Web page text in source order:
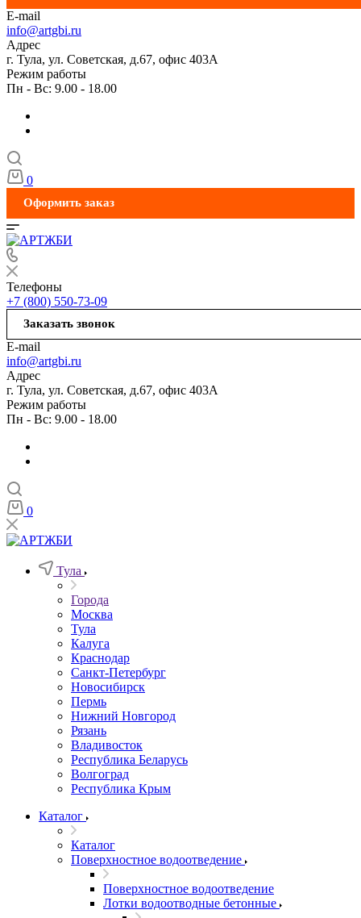
E-mail
info@artgbi.ru
Адрес
г. Тула, ул. Советская, д.67, офис 403А
Режим работы
Пн - Вс: 9.00 - 18.00
0
Оформить заказ
Телефоны
+7 (800) 550-73-09
Заказать звонок
E-mail
info@artgbi.ru
Адрес
г. Тула, ул. Советская, д.67, офис 403А
Режим работы
Пн - Вс: 9.00 - 18.00
0
Тула
Города
Москва
Тула
Калуга
Краснодар
Санкт-Петербург
Новосибирск
Пермь
Нижний Новгород
Рязань
Владивосток
Республика Беларусь
Волгоград
Республика Крым
Каталог
Каталог
Поверхностное водоотведение
Поверхностное водоотведение
Лотки водоотводные бетонные